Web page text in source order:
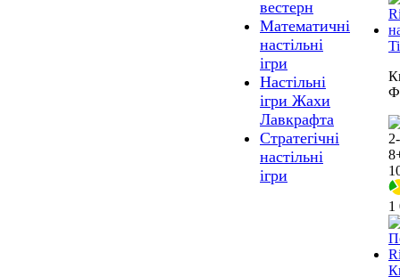
вестерн
Математичні
настільні
ігри
Настільні
ігри Жахи
Лавкрафта
Стратегічні
настільні
ігри
1